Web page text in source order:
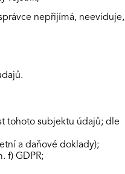
nepřijímá, neeviduje,
tohoto subjektu údajů; dle
a daňové doklady);
f) GDPR;